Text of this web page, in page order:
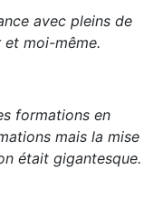
avec pleins de
et moi-même.
formations en
mais la mise
était gigantesque.